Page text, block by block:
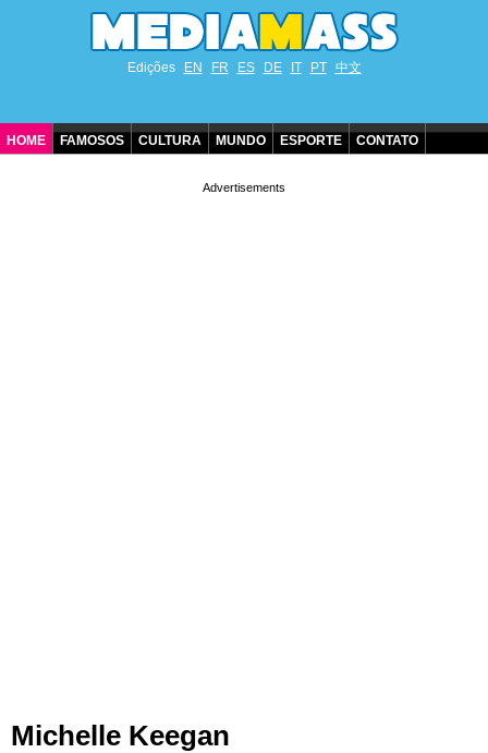
Edições EN FR ES DE IT PT 中文
HOME FAMOSOS CULTURA MUNDO ESPORTE CONTATO
Michelle Keegan